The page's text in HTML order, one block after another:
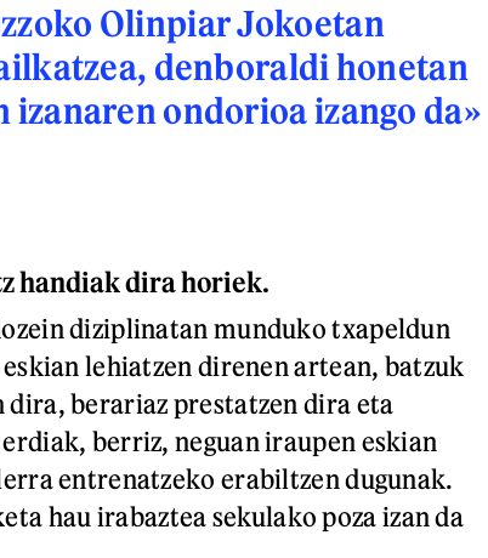
Olinpiar Jokoetan
denboraldi honetan
izanaren ondorioa izango da»
handiak dira horiek.
diziplinatan munduko txapeldun
lehiatzen direnen artean, batzuk
berariaz prestatzen dira eta
berriz, neguan iraupen eskian
entrenatzeko erabiltzen dugunak.
hau irabaztea sekulako poza izan da